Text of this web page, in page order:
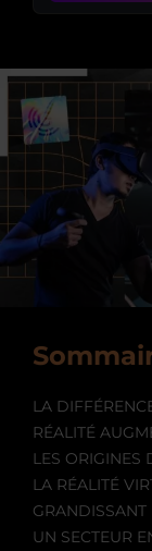
LA
RÉALITÉ
LES ORIGINES
LA RÉALITÉ
GRANDISSANT
UN SECTEUR